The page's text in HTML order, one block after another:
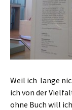
Weil ich lange
ich von der
ohne Buch will